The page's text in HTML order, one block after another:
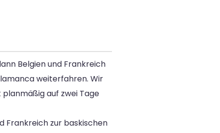
Belgien und Frankreich
weiterfahren. Wir
auf zwei Tage
Frankreich zur baskischen